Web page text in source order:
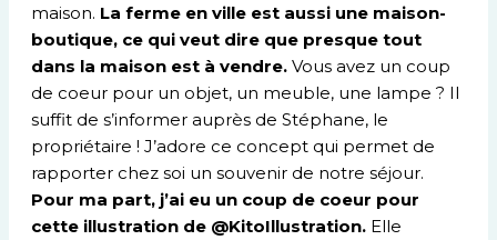
maison. La ferme en ville est aussi une maison-
boutique, ce qui veut dire que presque tout
dans la maison est à vendre. Vous avez un coup
de coeur pour un objet, un meuble, une lampe ? Il
suffit de s’informer auprès de Stéphane, le
propriétaire ! J’adore ce concept qui permet de
rapporter chez soi un souvenir de notre séjour.
Pour ma part, j’ai eu un coup de coeur pour
cette illustration de @KitoIllustration. Elle